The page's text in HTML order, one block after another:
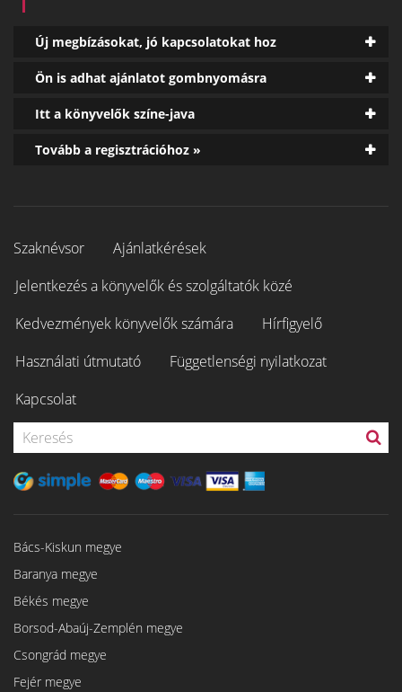
Új megbízásokat, jó kapcsolatokat hoz
Ön is adhat ajánlatot gombnyomásra
Itt a könyvelők színe-java
Tovább a regisztrációhoz »
Szaknévsor
Ajánlatkérések
Jelentkezés a könyvelők és szolgáltatók közé
Kedvezmények könyvelők számára
Hírfigyelő
Használati útmutató
Függetlenségi nyilatkozat
Kapcsolat
Bács-Kiskun megye
Baranya megye
Békés megye
Borsod-Abaúj-Zemplén megye
Csongrád megye
Fejér megye